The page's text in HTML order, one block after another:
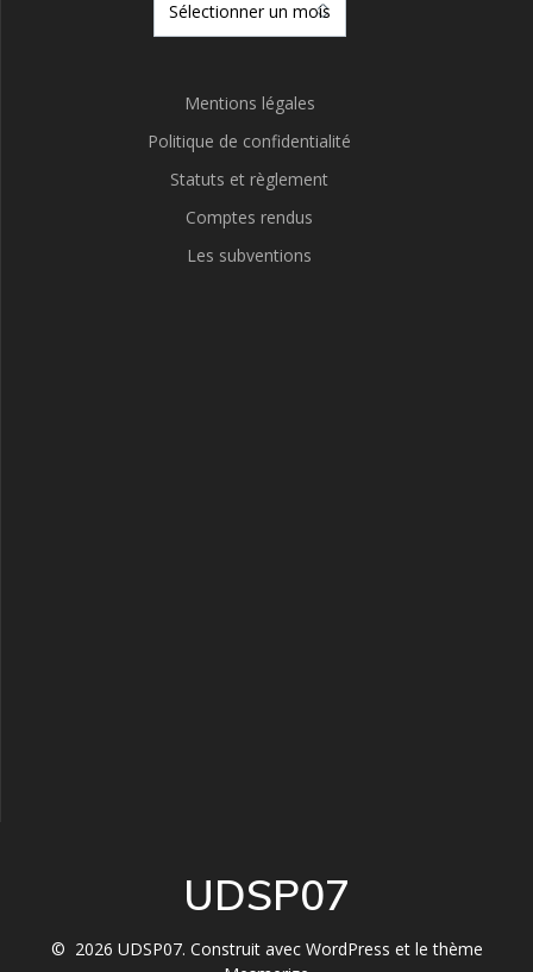
Mentions légales
Politique de confidentialité
Statuts et règlement
Comptes rendus
Les subventions
UDSP07
© 2026 UDSP07. Construit avec WordPress et lethème